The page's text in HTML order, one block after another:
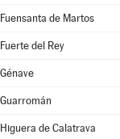
Fuensanta de Martos
Fuerte del Rey
Génave
Guarromán
Higuera de Calatrava